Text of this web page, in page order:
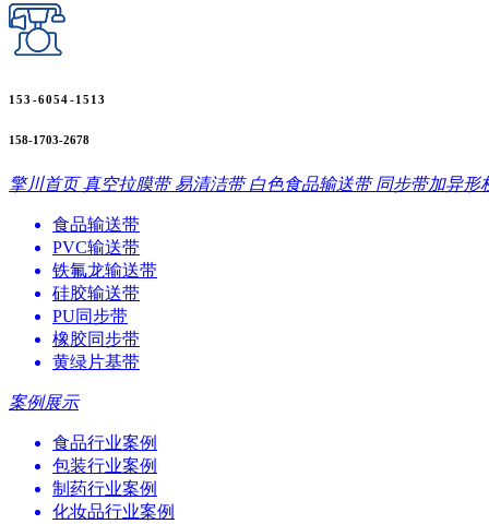
153-6054-1513
158-1703-2678
擎川首页 真空拉膜带 易清洁带 白色食品输送带 同步带加异形
食品输送带
PVC输送带
铁氟龙输送带
硅胶输送带
PU同步带
橡胶同步带
黄绿片基带
案例展示
食品行业案例
包装行业案例
制药行业案例
化妆品行业案例